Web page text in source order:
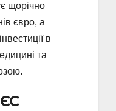
щорічно
євро, а
в
та